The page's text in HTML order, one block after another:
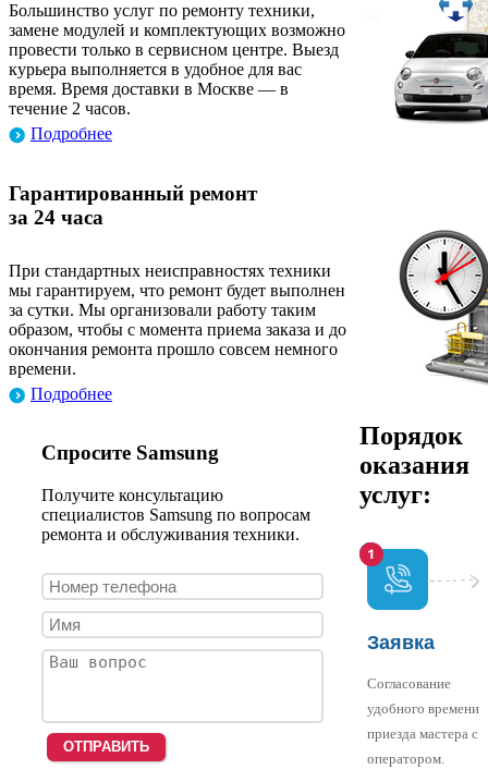
Большинство услуг по ремонту техники,
замене модулей и комплектующих возможно
провести только в сервисном центре. Выезд
курьера выполняется в удобное для вас
время. Время доставки в Москве — в
течение 2 часов.
Подробнее
Гарантированный ремонт
за 24 часа
При стандартных неисправностях техники
мы гарантируем, что ремонт будет выполнен
за сутки. Мы организовали работу таким
образом, чтобы с момента приема заказа и до
окончания ремонта прошло совсем немного
времени.
Подробнее
Спросите Samsung
Получите консультацию
специалистов Samsung по вопросам
ремонта и обслуживания техники.
Порядок
оказания
услуг:
Заявка
Согласование
удобного времени
приезда мастера с
оператором.